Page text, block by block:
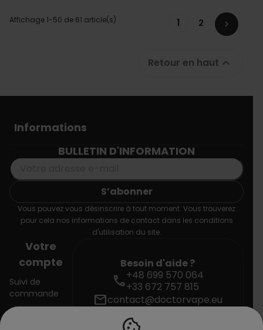
Affichage 1-50 de 61 article(s) 1 2 
Retour en haut 
Informations
BULLETIN D'INFORMATION
Vous pouvez vous désinscrire à tout moment. Vous trouverez
pour cela nos informations de contact dans les conditions
d'utilisation du site.
Votre
compte
Suivi de
commande
Besoin d'aide ?
call+48 699 570 064
+33 672 757 815
mailcontact@doctorvape.eu